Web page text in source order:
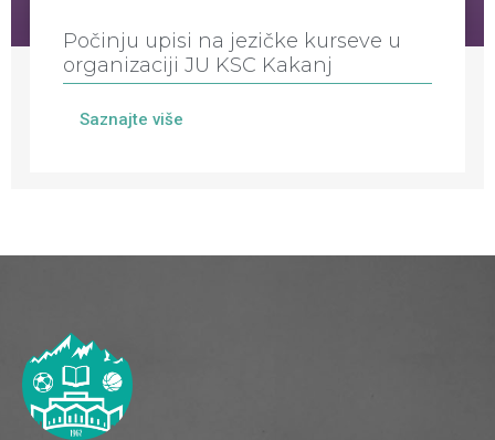
Počinju upisi na jezičke kurseve u
organizaciji JU KSC Kakanj
Saznajte više